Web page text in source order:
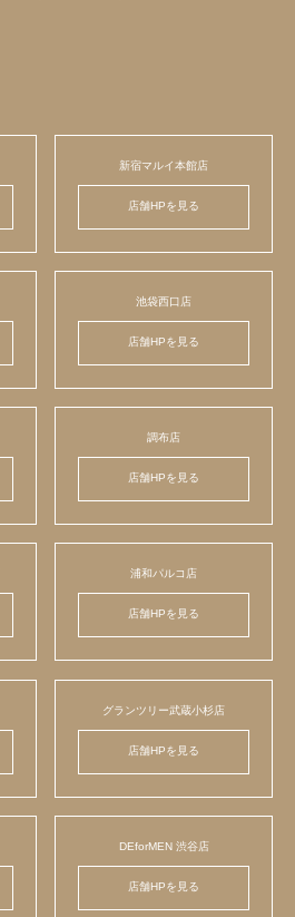
新宿マルイ本館店
店舗HPを見る
池袋西口店
店舗HPを見る
調布店
店舗HPを見る
浦和パルコ店
店舗HPを見る
グランツリー武蔵小杉店
店舗HPを見る
DEforMEN 渋谷店
店舗HPを見る